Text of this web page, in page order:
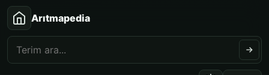
Arıtmapedia